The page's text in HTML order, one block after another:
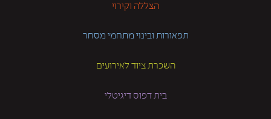
הצללה וקירוי
תפאורות ובינוי מתחמי מסחר
השכרת ציוד לאירועים
בית דפוס דיגיטלי